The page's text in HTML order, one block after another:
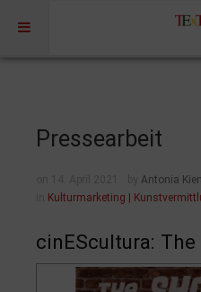
Portfolio
Events | Workshops
Medien | Öffentlichkeit |
Pressearbeit
Antonia
Kulturmarketing |
cinEScultura: